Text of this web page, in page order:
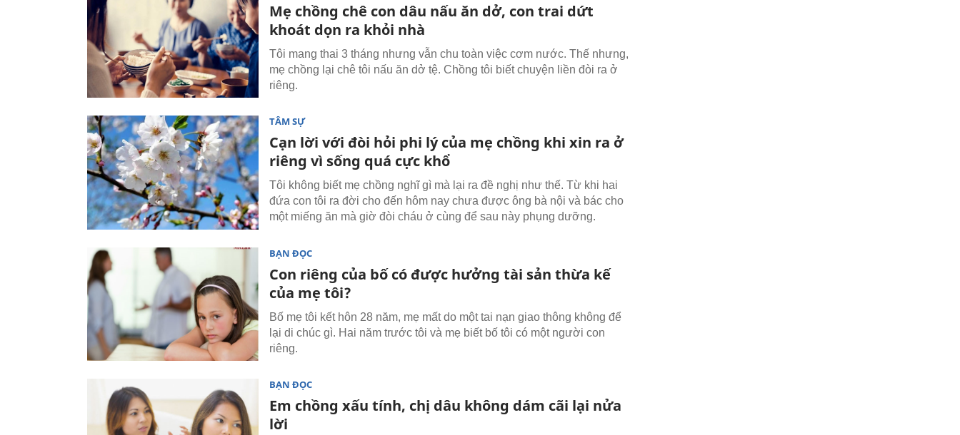
Mẹ chồng chê con dâu nấu ăn dở, con trai dứt
khoát dọn ra khỏi nhà
Tôi mang thai 3 tháng nhưng vẫn chu toàn việc cơm nước. Thế nhưng,
mẹ chồng lại chê tôi nấu ăn dở tệ. Chồng tôi biết chuyện liền đòi ra ở
riêng.
TÂM SỰ
Cạn lời với đòi hỏi phi lý của mẹ chồng khi xin ra ở
riêng vì sống quá cực khổ
Tôi không biết mẹ chồng nghĩ gì mà lại ra đề nghị như thế. Từ khi hai
đứa con tôi ra đời cho đến hôm nay chưa được ông bà nội và bác cho
một miếng ăn mà giờ đòi cháu ở cùng để sau này phụng dưỡng.
BẠN ĐỌC
Con riêng của bố có được hưởng tài sản thừa kế
của mẹ tôi?
Bố mẹ tôi kết hôn 28 năm, mẹ mất do một tai nạn giao thông không để
lại di chúc gì. Hai năm trước tôi và mẹ biết bố tôi có một người con
riêng.
BẠN ĐỌC
Em chồng xấu tính, chị dâu không dám cãi lại nửa
lời